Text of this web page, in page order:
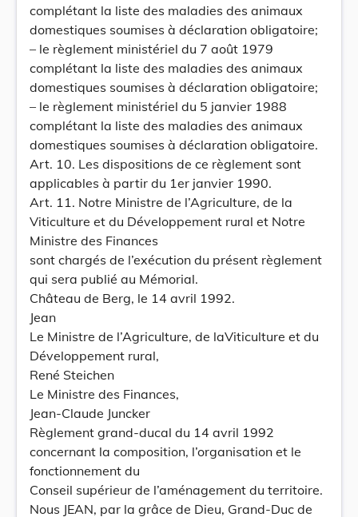
complétant la liste des maladies des animaux
domestiques soumises à déclaration obligatoire;
– le règlement ministériel du 7 août 1979
complétant la liste des maladies des animaux
domestiques soumises à déclaration obligatoire;
– le règlement ministériel du 5 janvier 1988
complétant la liste des maladies des animaux
domestiques soumises à déclaration obligatoire.
Art. 10. Les dispositions de ce règlement sont
applicables à partir du 1er janvier 1990.
Art. 11. Notre Ministre de l’Agriculture, de la
Viticulture et du Développement rural et Notre
Ministre des Finances
sont chargés de l’exécution du présent règlement
qui sera publié au Mémorial.
Château de Berg, le 14 avril 1992.
Jean
Le Ministre de l’Agriculture, de laViticulture et du
Développement rural,
René Steichen
Le Ministre des Finances,
Jean-Claude Juncker
Règlement grand-ducal du 14 avril 1992
concernant la composition, l’organisation et le
fonctionnement du
Conseil supérieur de l’aménagement du territoire.
Nous JEAN, par la grâce de Dieu, Grand-Duc de